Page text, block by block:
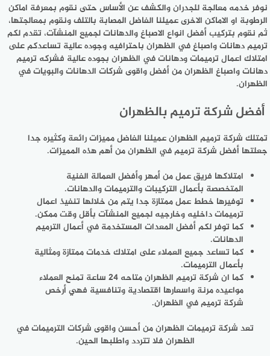
نوفر خدمه معالجة للجدران والكشف عن الأساس حتى نقوم بمعرفة اماكن
الرطوبة او الاماكن الاخرى عميلنا الفاضل المصابة بالتلف ونقوم بمعالجتها،
ثم نقوم بتركيب أفضل انواع الاصباغ والدهانات لجميع المنشآت، تقدم لكم
ترميم دهانات واصباغ في الظهران باحترافيه وجوده عالية تساعدكم على
امتلاك اعمال ترميمات ودهانات في الظهران بجوده عالية فشركه ترميم
دهانات واصباغ الظهران من أفضل واقوى شركات الدهانات والبويات في
الظهران.
أفضل شركة ترميم بالظهران
تمتلك شركة ترميم الظهران عميلنا الفاضل مميزات رائعة وكثيره جدا
جعلتها أفضل شركة ترميم في الظهران من أهم هذه المميزات.
امتلاكها فريق عمل من أمهر وأفضل العمالة الفنية
المتخصصة بأعمال التركيبات والترميمات والدهانات.
توفيرها خطط عمل ممتازة جدا يتم من خلالها تنفيذ اعمال
ترميمات داخليه وخارجيه لجميع المنشآت بأقل وقت ممكن.
كما توفر لكم أفضل المعدات المستخدمة في أعمال الترميم
الدهانات.
كما تساعد جميع العملاء على امتلاك خدمات ممتازة ومثالية
بأعمال الترميمات.
كما ان شركة ترميم الظهران متاحه 24 ساعة تمنح العملاء
مواعيده مرنة واسعارها اقتصادية وتنافسية فهي أرخص
شركة ترميم في الظهران.
تعد شركة ترميمات الظهران من أحسن واقوى شركات الترميمات في
الظهران فلا تتردد واطلبها الحين.